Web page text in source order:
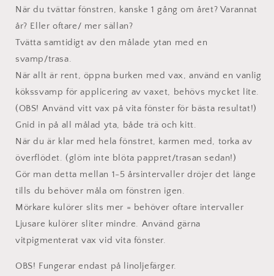
När du tvättar fönstren, kanske 1 gång om året? Varannat
år? Eller oftare/ mer sällan?
Tvätta samtidigt av den målade ytan med en
svamp/trasa.
När allt är rent, öppna burken med vax, använd en vanlig
kökssvamp för applicering av vaxet, behövs mycket lite.
(OBS! Använd vitt vax på vita fönster för bästa resultat!)
Gnid in på all målad yta, både trä och kitt.
När du är klar med hela fönstret, karmen med, torka av
överflödet. (glöm inte blöta pappret/trasan sedan!)
Gör man detta mellan 1-5 årsintervaller dröjer det länge
tills du behöver måla om fönstren igen.
Mörkare kulörer slits mer = behöver oftare intervaller
Ljusare kulörer sliter mindre. Använd gärna
vitpigmenterat vax vid vita fönster.
OBS! Fungerar endast på linoljefärger.